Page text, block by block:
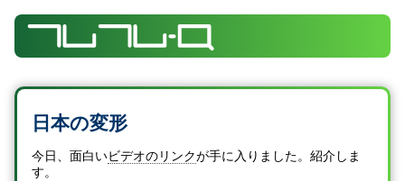
日本の変形
今日、面白いビデオのリンクが手に入りました。紹介しま
す。